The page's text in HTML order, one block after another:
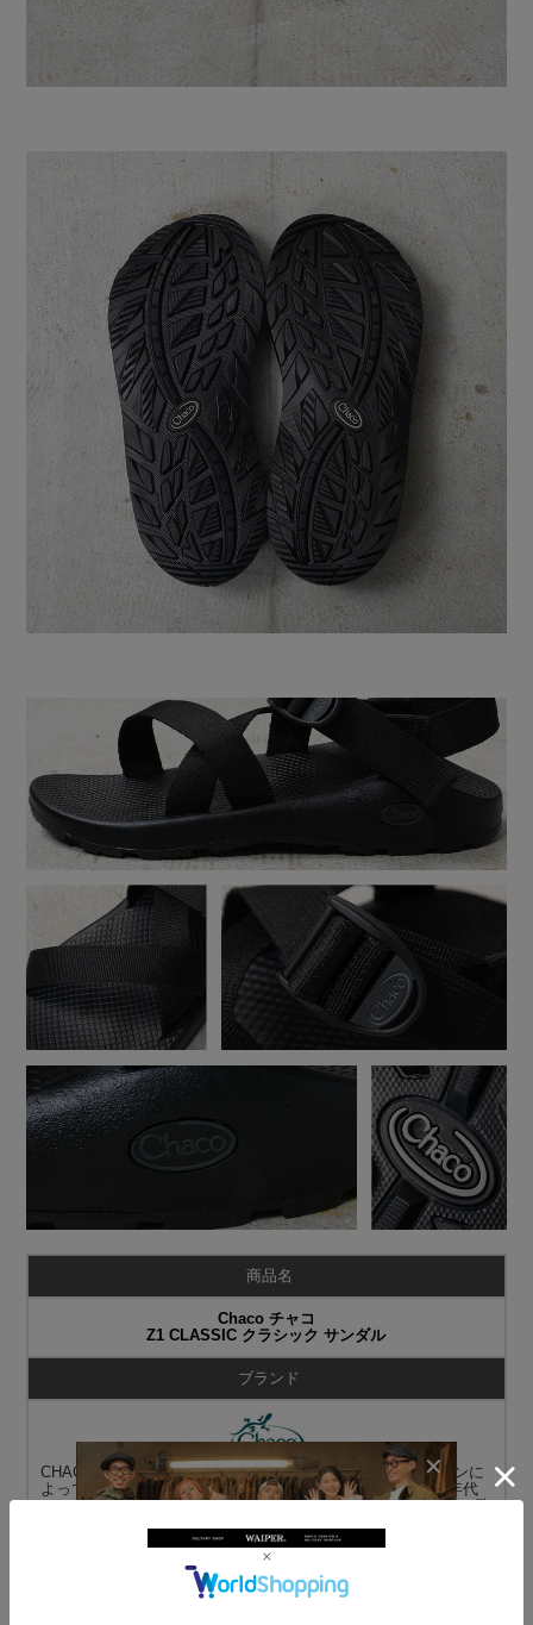
商品名
Chaco チャコ
Z1 CLASSIC クラシック サンダル
ブランド
CHACO（チャコ）サンダル社は1989年、マーク・ペイジェンに
よって設立されました。マークは、1970年代後半から1980年代
にかけて、北カリフォルニアのカスタム・シューズメーカーで働
イドとして働いていましたが、その当時に売られていたアウトド
アスポーツ向けのフットウエアに満足していなかった彼は、靴職
人だった経験と知識を生かし、自分でサンダルを作ることを決
意。そしてチャコサンダルがスタートしました。彼が最初に作っ